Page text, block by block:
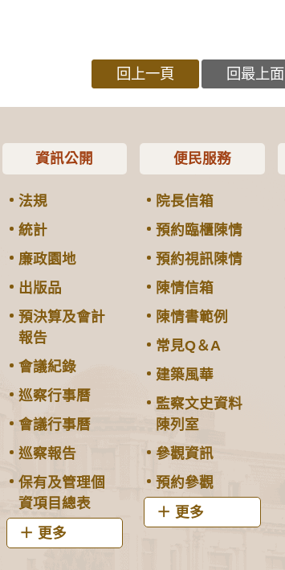
回上一頁 回最上面
資訊公開
法規
統計
廉政園地
出版品
預決算及會計
報告
會議紀錄
巡察行事曆
會議行事曆
巡察報告
保有及管理個
資項目總表
更多
便民服務
院長信箱
預約臨櫃陳情
預約視訊陳情
陳情信箱
陳情書範例
常見Q＆A
建築風華
監察文史資料
陳列室
參觀資訊
預約參觀
更多